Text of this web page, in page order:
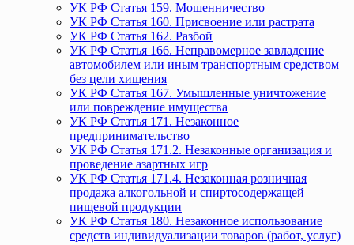
УК РФ Статья 159. Мошенничество
УК РФ Статья 160. Присвоение или растрата
УК РФ Статья 162. Разбой
УК РФ Статья 166. Неправомерное завладение
автомобилем или иным транспортным средством
без цели хищения
УК РФ Статья 167. Умышленные уничтожение
или повреждение имущества
УК РФ Статья 171. Незаконное
предпринимательство
УК РФ Статья 171.2. Незаконные организация и
проведение азартных игр
УК РФ Статья 171.4. Незаконная розничная
продажа алкогольной и спиртосодержащей
пищевой продукции
УК РФ Статья 180. Незаконное использование
средств индивидуализации товаров (работ, услуг)